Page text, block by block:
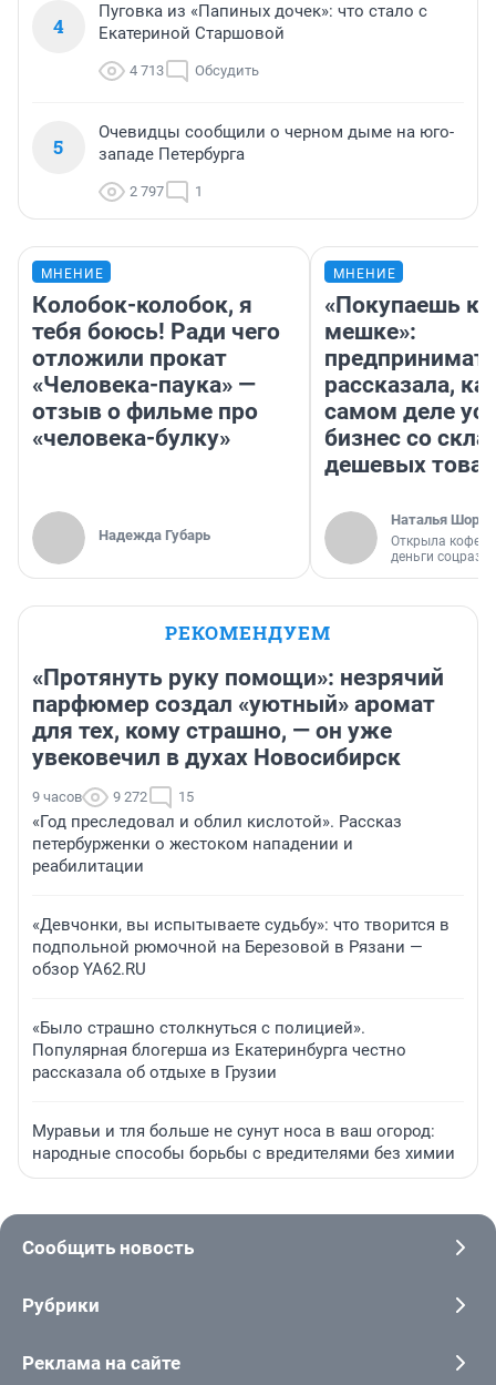
4
Пуговка из «Папиных дочек»: что стало с
Екатериной Старшовой
4 713 Обсудить
5
Очевидцы сообщили о черном дыме на юго-
западе Петербурга
2 797 1
МНЕНИЕ
Колобок-колобок, я
тебя боюсь! Ради чего
отложили прокат
«Человека-паука» —
отзыв о фильме про
«человека-булку»
Надежда Губарь
МНЕНИЕ
«Покупаешь
мешке»:
рассказала,
самом деле
бизнес со
дешевых
Наталья
Открыла
деньги
РЕКОМЕНДУЕМ
«Протянуть руку помощи»: незрячий
парфюмер создал «уютный» аромат
для тех, кому страшно, — он уже
увековечил в духах Новосибирск
9 часов 9 272 15
«Год преследовал и облил кислотой». Рассказ
петербурженки о жестоком нападении и
реабилитации
«Девчонки, вы испытываете судьбу»: что творится в
подпольной рюмочной на Березовой в Рязани —
обзор YA62.RU
«Было страшно столкнуться с полицией».
Популярная блогерша из Екатеринбурга честно
рассказала об отдыхе в Грузии
Муравьи и тля больше не сунут носа в ваш огород:
народные способы борьбы с вредителями без химии
Сообщить новость
Рубрики
Реклама на сайте